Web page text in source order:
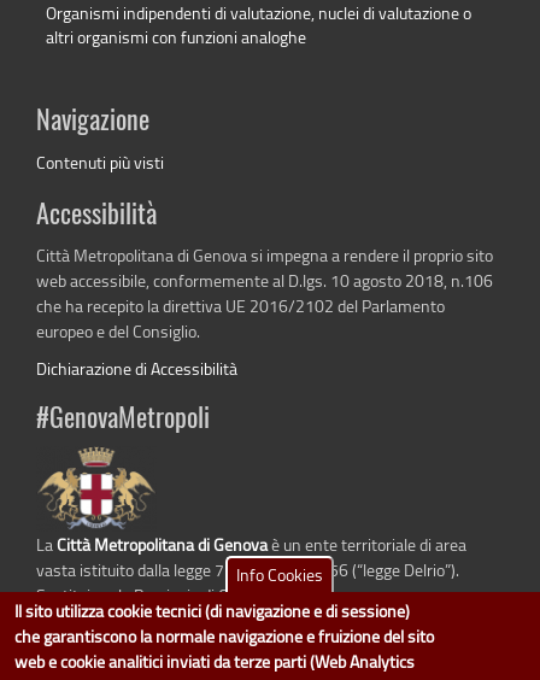
Organismi indipendenti di valutazione, nuclei di valutazione o
altri organismi con funzioni analoghe
Navigazione
Contenuti più visti
Accessibilità
Città Metropolitana di Genova si impegna a rendere il proprio sito
web accessibile, conformemente al D.lgs. 10 agosto 2018, n.106
che ha recepito la direttiva UE 2016/2102 del Parlamento
europeo e del Consiglio.
Dichiarazione di Accessibilità
#GenovaMetropoli
LaCittà Metropolitana di Genovaè un ente territoriale di area
vasta istituito dalla legge 7 aprile 2014 n. 56 (“legge Delrio”).
Sostituisce la Provincia di Genova.
Info Cookies
Il sito utilizza cookie tecnici (di navigazione e di sessione)
che garantiscono la normale navigazione e fruizione del sito
web e cookie analitici inviati da terze parti (Web Analytics